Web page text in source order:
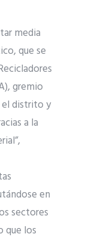
media
que se
gremio
el distrito y
a la
en
sectores
que los